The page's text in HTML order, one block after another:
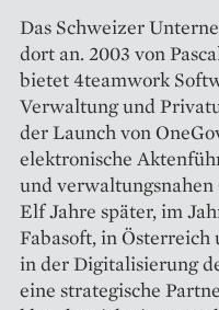
Das Schweizer
dort an. 2003 von
bietet 4teamwork
Verwaltung und
der Launch von
elektronische
und
Elf Jahre später, im
Fabasoft, in
in der Digitalisierung
eine strategische